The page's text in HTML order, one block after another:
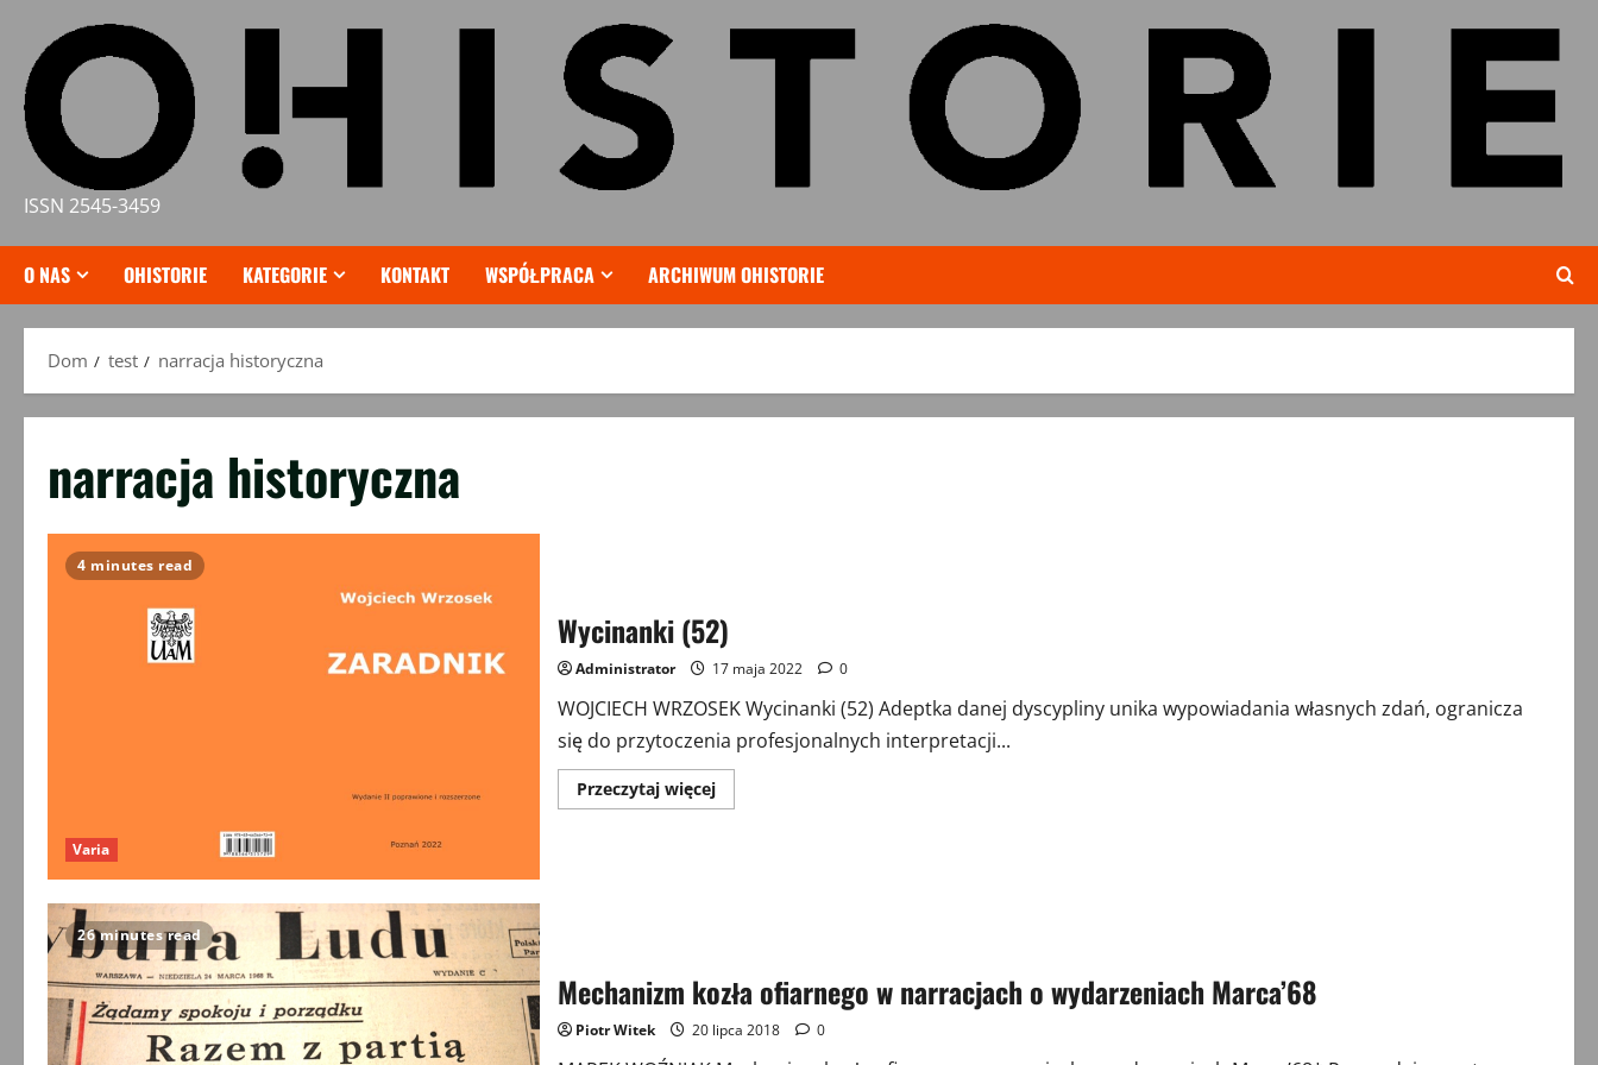
treści
ISSN 2545-3459
O NAS OHISTORIE KATEGORIE KONTAKT WSPÓŁPRACA ARCHIWUM OHISTORIE
Dom test narracja historyczna
narracja historyczna
4 minutes read
Varia
Wycinanki (52)
Administrator 17 maja 2022 0
WOJCIECH WRZOSEK Wycinanki (52) Adeptka danej dyscypliny unika wypowiadania własnych zdań, ogranicza
się do przytoczenia profesjonalnych interpretacji...
Przeczytaj więcejPrzeczytaj
więcej
26 minutes read
Mechanizm kozła ofiarnego w narracjach o wydarzeniach Marca’68
Piotr Witek 20 lipca 2018 0